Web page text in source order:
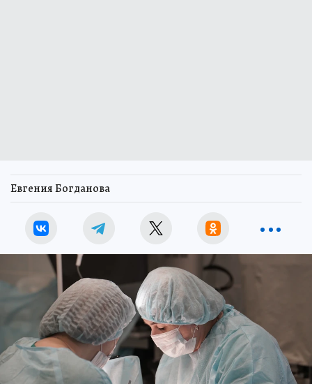
Евгения Богданова